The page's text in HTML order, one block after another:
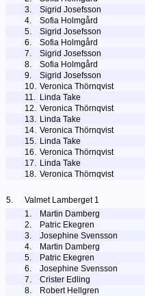
3.
Sigrid Josefsson
4.
Sofia Holmgård
5.
Sigrid Josefsson
6.
Sofia Holmgård
7.
Sigrid Josefsson
8.
Sofia Holmgård
9.
Sigrid Josefsson
10. Veronica Thörnqvist
11. Linda Take
12. Veronica Thörnqvist
13. Linda Take
14. Veronica Thörnqvist
15. Linda Take
16. Veronica Thörnqvist
17. Linda Take
18. Veronica Thörnqvist
5. Valmet Lamberget 1
1.
Martin Damberg
2.
Patric Ekegren
3.
Josephine Svensson
4.
Martin Damberg
5.
Patric Ekegren
6.
Josephine Svensson
7.
Crister Edling
8.
Robert Hellgren